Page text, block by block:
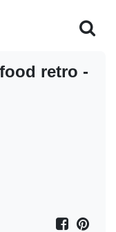
retro -